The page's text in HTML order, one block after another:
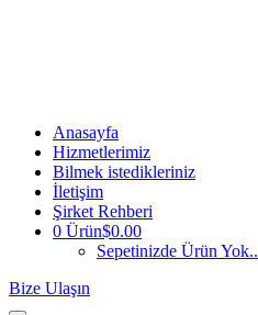
Anasayfa
Hizmetlerimiz
Bilmek istedikleriniz
İletişim
Şirket Rehberi
0 Ürün$0.00
Sepetinizde Ürün Yok..
Bize Ulaşın